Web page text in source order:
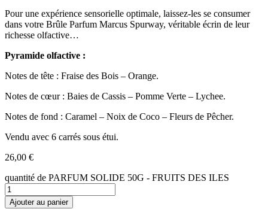
Pour une expérience sensorielle optimale, laissez-les se consumer
dans votre Brûle Parfum Marcus Spurway, véritable écrin de leur
richesse olfactive…
Pyramide olfactive :
Notes de tête : Fraise des Bois – Orange.
Notes de cœur : Baies de Cassis – Pomme Verte – Lychee.
Notes de fond : Caramel – Noix de Coco – Fleurs de Pêcher.
Vendu avec 6 carrés sous étui.
26,00 €
quantité de PARFUM SOLIDE 50G - FRUITS DES ILES
Ajouter au panier